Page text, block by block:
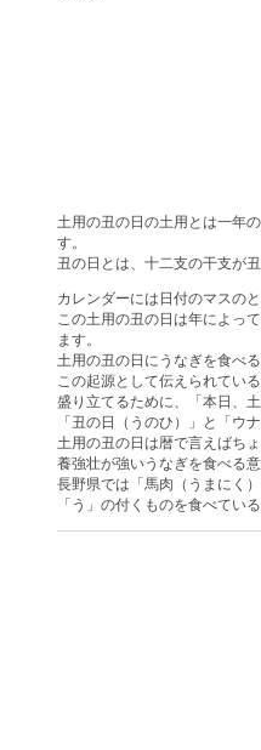
土用の丑の日の土用とは一年
す。
丑の日とは、十二支の干支が
カレンダーには日付のマスの
この土用の丑の日は年によっ
ます。
土用の丑の日にうなぎを食べ
この起源として伝えられてい
盛り立てるために、「本日、
「丑の日（うのひ）」と「ウ
土用の丑の日は暦で言えば
養強壮が強いうなぎを食べる
長野県では「馬肉（うまにく
「う」の付くものを食べてい